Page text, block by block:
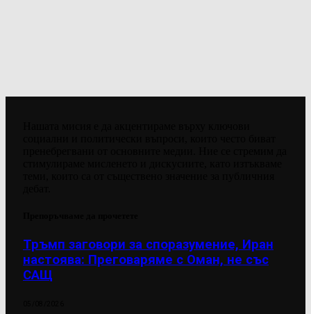
Тръмп заговори за споразумение, Иран
настоява: Преговаряме с Оман, не със
САЩ